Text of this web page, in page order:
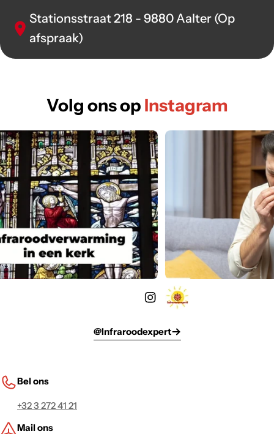
Stationsstraat 218 - 9880 Aalter (Op
afspraak)
Volg ons op Instagram
@Infraroodexpert
Bel ons
+32 3 272 41 21
Mail ons